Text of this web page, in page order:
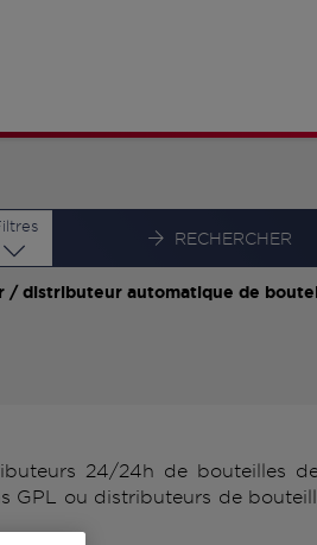
RECHERCHER
distributeur automatique de
24/24h de bouteilles
GPL ou distributeurs de